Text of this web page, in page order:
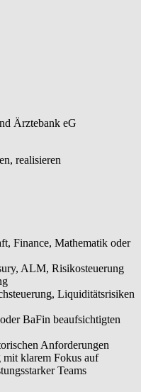
Ärztebank eG
realisieren
und zuverlässiger
Wir sind die größte
und Heilberufler in
finanzielle Lösungen
dich persönlich und
Finance, Mathematik oder
ALM, Risikosteuerung
Liquiditätsrisiken
BaFin beaufsichtigten
Anforderungen
klarem Fokus auf
Teams